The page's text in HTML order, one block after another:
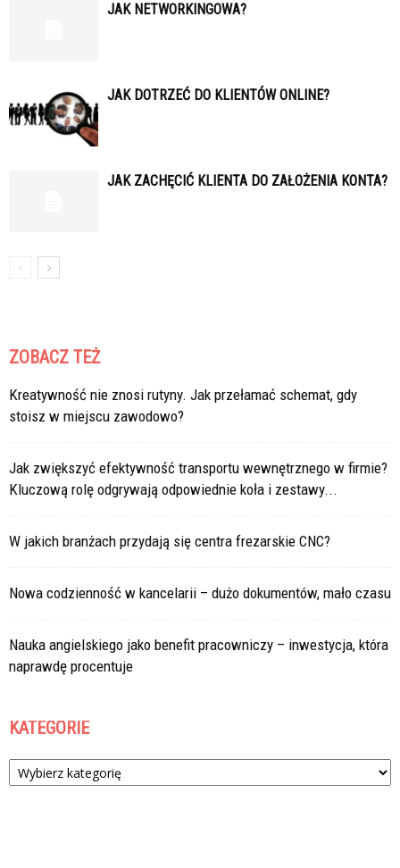
JAK NETWORKINGOWA?
JAK DOTRZEĆ DO KLIENTÓW ONLINE?
JAK ZACHĘCIĆ KLIENTA DO ZAŁOŻENIA KONTA?
ZOBACZ TEŻ
Kreatywność nie znosi rutyny. Jak przełamać schemat, gdy
stoisz w miejscu zawodowo?
Jak zwiększyć efektywność transportu wewnętrznego w firmie?
Kluczową rolę odgrywają odpowiednie koła i zestawy...
W jakich branżach przydają się centra frezarskie CNC?
Nowa codzienność w kancelarii – dużo dokumentów, mało czasu
Nauka angielskiego jako benefit pracowniczy – inwestycja, która
naprawdę procentuje
KATEGORIE
Kategorie